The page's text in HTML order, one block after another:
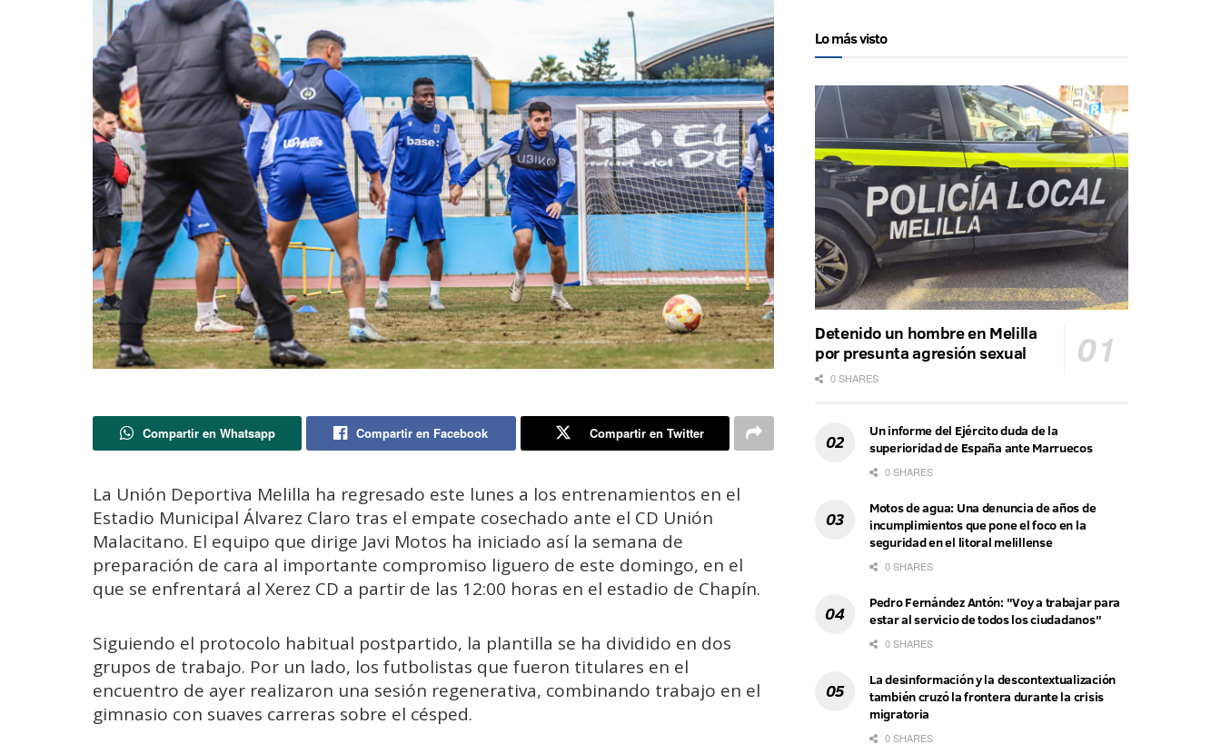
Compartir en Whatsapp Compartir en Facebook Compartir en Twitter
La Unión Deportiva Melilla ha regresado este lunes a los entrenamientos en el
Estadio Municipal Álvarez Claro tras el empate cosechado ante el CD Unión
Malacitano. El equipo que dirige Javi Motos ha iniciado así la semana de
preparación de cara al importante compromiso liguero de este domingo, en el
que se enfrentará al Xerez CD a partir de las 12:00 horas en el estadio de Chapín.
Siguiendo el protocolo habitual postpartido, la plantilla se ha dividido en dos
grupos de trabajo. Por un lado, los futbolistas que fueron titulares en el
encuentro de ayer realizaron una sesión regenerativa, combinando trabajo en el
gimnasio con suaves carreras sobre el césped.
Lo más visto
Detenido un hombre en Melilla
por presunta agresión sexual
0 SHARES
Un informe del Ejército duda de la
superioridad de España ante Marruecos
0 SHARES
Motos de agua: Una denuncia de años de
incumplimientos que pone el foco en la
seguridad en el litoral melillense
0 SHARES
Pedro Fernández Antón: "Voy a trabajar para
estar al servicio de todos los ciudadanos"
0 SHARES
La desinformación y la descontextualización
también cruzó la frontera durante la crisis
migratoria
0 SHARES